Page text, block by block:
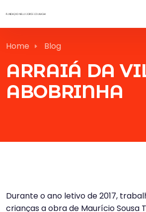
Home Blog
ARRAIÁ DA
ABOBRINHA
Durante o ano letivo de 2017,
crianças a obra de Maurício Sousa